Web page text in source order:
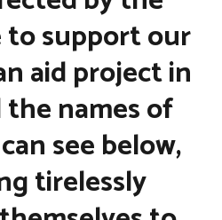
support our
aid project in
names of
see below,
tirelessly